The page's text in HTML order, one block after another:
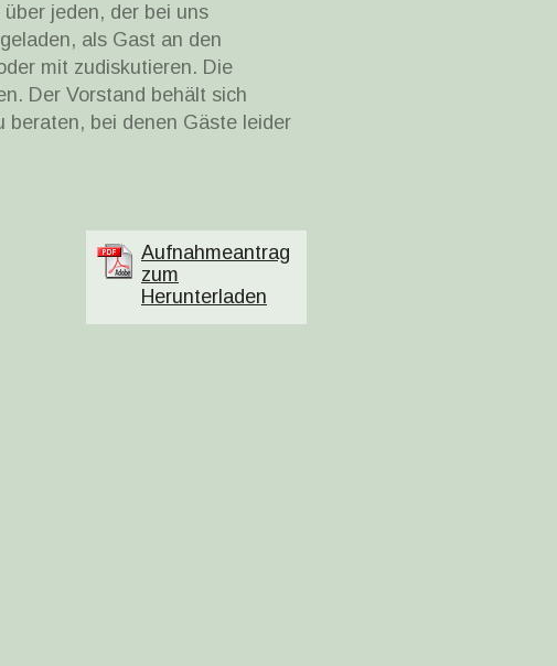
jeden, der bei uns
als Gast an den
mit zudiskutieren. Die
Der Vorstand behält sich
beraten, bei denen Gäste leider
Aufnahmeantrag
zum
Herunterladen